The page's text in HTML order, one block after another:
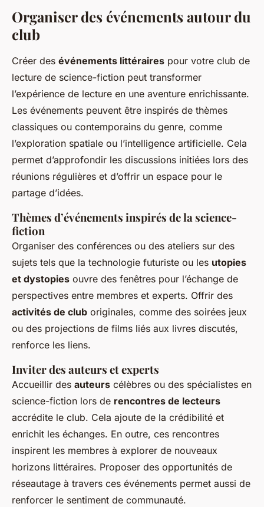
Organiser des événements autour du
club
Créer des événements littéraires pour votre club de
lecture de science-fiction peut transformer
l’expérience de lecture en une aventure enrichissante.
Les événements peuvent être inspirés de thèmes
classiques ou contemporains du genre, comme
l’exploration spatiale ou l’intelligence artificielle. Cela
permet d’approfondir les discussions initiées lors des
réunions régulières et d’offrir un espace pour le
partage d’idées.
Thèmes d’événements inspirés de la science-
fiction
Organiser des conférences ou des ateliers sur des
sujets tels que la technologie futuriste ou les utopies
et dystopies ouvre des fenêtres pour l’échange de
perspectives entre membres et experts. Offrir des
activités de club originales, comme des soirées jeux
ou des projections de films liés aux livres discutés,
renforce les liens.
Inviter des auteurs et experts
Accueillir des auteurs célèbres ou des spécialistes en
science-fiction lors de rencontres de lecteurs
accrédite le club. Cela ajoute de la crédibilité et
enrichit les échanges. En outre, ces rencontres
inspirent les membres à explorer de nouveaux
horizons littéraires. Proposer des opportunités de
réseautage à travers ces événements permet aussi de
renforcer le sentiment de communauté.